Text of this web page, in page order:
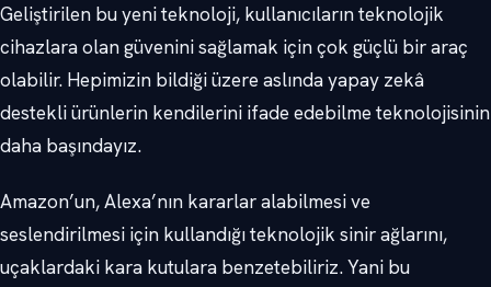
Geliştirilen bu yeni teknoloji, kullanıcıların teknolojik
cihazlara olan güvenini sağlamak için çok güçlü bir araç
olabilir. Hepimizin bildiği üzere aslında yapay zekâ
destekli ürünlerin kendilerini ifade edebilme teknolojisinin
daha başındayız.
Amazon’un, Alexa’nın kararlar alabilmesi ve
seslendirilmesi için kullandığı teknolojik sinir ağlarını,
uçaklardaki kara kutulara benzetebiliriz. Yani bu